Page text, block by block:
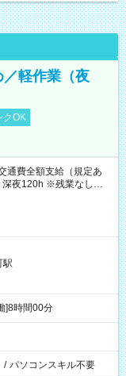
軽作業（夜
クOK
通費全額支給（規定あ
夜120h ※残業なしの場
駅
]8時間00分
/ パソコンスキル不要